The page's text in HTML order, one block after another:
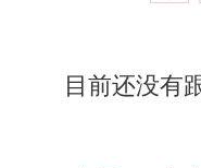
目前还没有